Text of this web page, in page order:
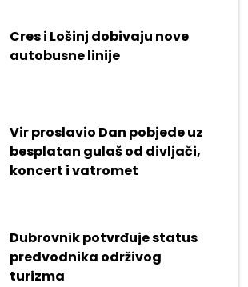
Cres i Lošinj dobivaju nove
autobusne linije
Vir proslavio Dan pobjede uz
besplatan gulaš od divljači,
koncert i vatromet
Dubrovnik potvrđuje status
predvodnika održivog
turizma